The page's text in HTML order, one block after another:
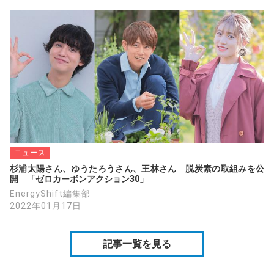
ニュース
杉浦太陽さん、ゆうたろうさん、王林さん　脱炭素の取組みを公
開　「ゼロカーボンアクション30」
EnergyShift編集部
2022年01月17日
記事一覧を見る